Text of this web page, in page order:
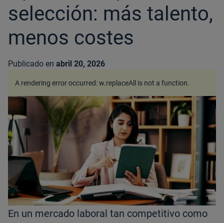
selección: más talento,
menos costes
Publicado en abril 20, 2026
En un mercado laboral tan competitivo como
A rendering error occurred:w.replaceAll is not a function.